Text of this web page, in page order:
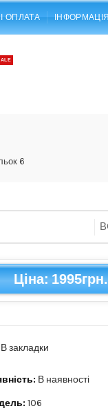
ОПЛАТА ІНФОРМАЦІЯ
6
Ціна:1995грн.
В закладки
В наявності
106